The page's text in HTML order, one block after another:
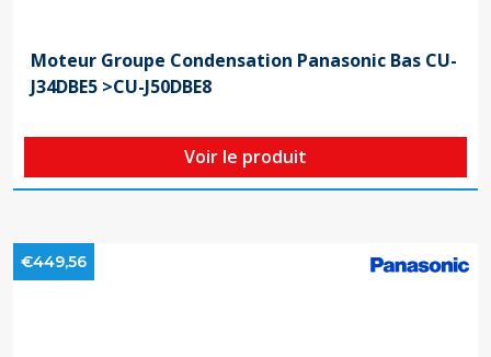
Moteur Groupe Condensation Panasonic Bas CU-
J34DBE5 >CU-J50DBE8
Voir le produit
€449,56